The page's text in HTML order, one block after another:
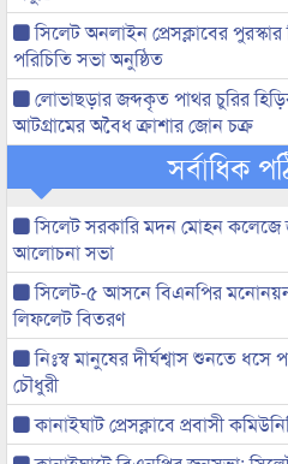
সিলেট অনলাইন প্রেসক্লাবের
পরিচিতি সভা অনুষ্ঠিত
লোভাছড়ার জব্দকৃত পাথর চুরির
আটগ্রামের অবৈধ ক্রাশার জোন চক্র
সর্বাধিক
সিলেট সরকারি মদন মোহন কলেজে
আলোচনা সভা
সিলেট-৫ আসনে বিএনপির
লিফলেট বিতরণ
নিঃস্ব মানুষের দীর্ঘশ্বাস শুনতে
চৌধুরী
কানাইঘাট প্রেসক্লাবে প্রবাসী